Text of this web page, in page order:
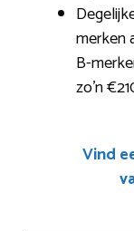
merken
B-
zo’n
Vind